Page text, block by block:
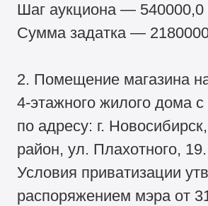
Шаг аукциона — 540000,0
Сумма задатка —
2. Помещение магазина
4-этажного жилого дома
по адресу: г.
район, ул. Плахотного, 19.
Условия приватизации
распоряжением мэра от